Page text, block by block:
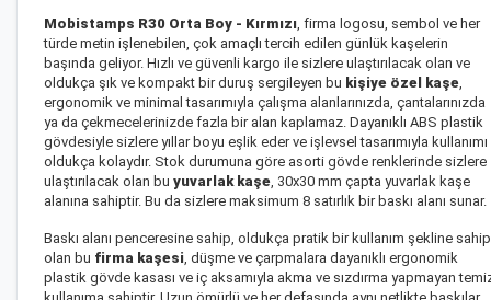
Mobistamps R30 Orta Boy - Kırmızı , firma logosu, sembol ve her
türde metin işlenebilen, çok amaçlı tercih edilen günlük kaşelerin
başında geliyor. Hızlı ve güvenli kargo ile sizlere ulaştırılacak olan ve
oldukça şık ve kompakt bir duruş sergileyen bu kişiye özel kaşe
ergonomik ve minimal tasarımıyla çalışma alanlarınızda, çantalarınızda
ya da çekmecelerinizde fazla bir alan kaplamaz. Dayanıklı ABS plastik
gövdesiyle sizlere yıllar boyu eşlik eder ve işlevsel tasarımıyla kullanımı
oldukça kolaydır. Stok durumuna göre asorti gövde renklerinde sizlere
ulaştırılacak olan bu yuvarlak kaşe , 30x30 mm çapta yuvarlak kaşe
alanına sahiptir. Bu da sizlere maksimum 8 satırlık bir baskı alanı sunar.
Baskı alanı penceresine sahip, oldukça pratik bir kullanım şekline sahip
olan bu firma kaşesi , düşme ve çarpmalara dayanıklı ergonomik
plastik gövde kasası ve iç aksamıyla akma ve sızdırma yapmayan
kullanıma sahiptir. Uzun ömürlü ve her defasında aynı netlikte baskılar